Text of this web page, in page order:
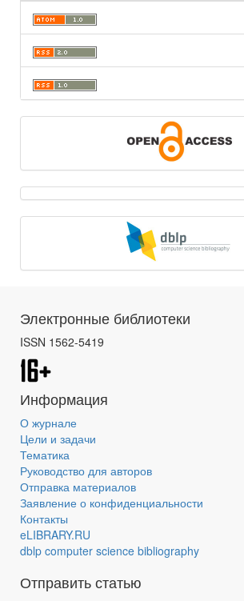
Электронные библиотеки
ISSN 1562-5419
Информация
О журнале
Цели и задачи
Тематика
Руководство для авторов
Отправка материалов
Заявление о конфиденциальности
Контакты
eLIBRARY.RU
dblp computer science bibliography
Отправить статью